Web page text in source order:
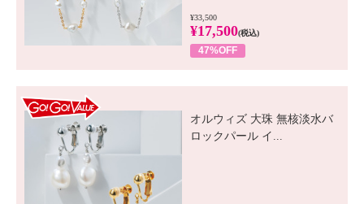
¥33,500
¥17,500(税込)
47%OFF
オルウィズ 大珠 無核淡水バ
ロックパール イ...